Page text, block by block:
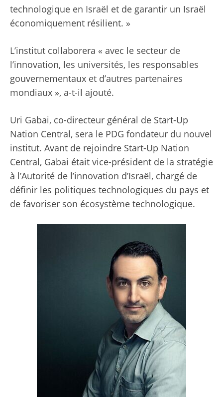
technologique en Israël et de garantir un Israël
économiquement résilient. »
L’institut collaborera « avec le secteur de
l’innovation, les universités, les responsables
gouvernementaux et d’autres partenaires
mondiaux », a-t-il ajouté.
Uri Gabai, co-directeur général de Start-Up
Nation Central, sera le PDG fondateur du nouvel
institut. Avant de rejoindre Start-Up Nation
Central, Gabai était vice-président de la stratégie
à l’Autorité de l’innovation d’Israël, chargé de
définir les politiques technologiques du pays et
de favoriser son écosystème technologique.